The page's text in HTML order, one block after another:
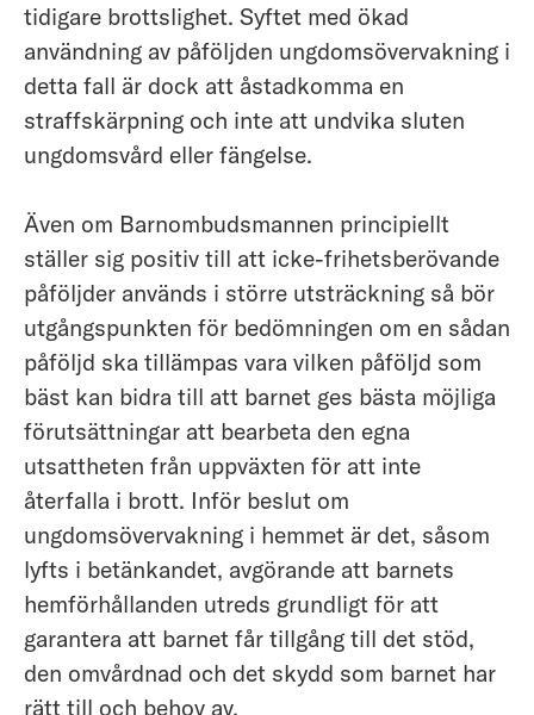
tidigare brottslighet. Syftet med ökad
användning av påföljden ungdomsövervakning i
detta fall är dock att åstadkomma en
straffskärpning och inte att undvika sluten
ungdomsvård eller fängelse.
Även om Barnombudsmannen principiellt
ställer sig positiv till att icke-frihetsberövande
påföljder används i större utsträckning så bör
utgångspunkten för bedömningen om en sådan
påföljd ska tillämpas vara vilken påföljd som
bäst kan bidra till att barnet ges bästa möjliga
förutsättningar att bearbeta den egna
utsattheten från uppväxten för att inte
återfalla i brott. Inför beslut om
ungdomsövervakning i hemmet är det, såsom
lyfts i betänkandet, avgörande att barnets
hemförhållanden utreds grundligt för att
garantera att barnet får tillgång till det stöd,
den omvårdnad och det skydd som barnet har
rätt till och behov av.